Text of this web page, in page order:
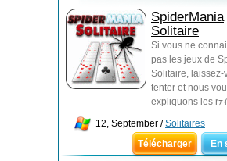
SpiderMania
Solitaire
Si vous ne
pas les jeux de
Solitaire, laissez-
tenter et nous
expliquons les rﾃ
12, September /Solitaires
Télécharger
En